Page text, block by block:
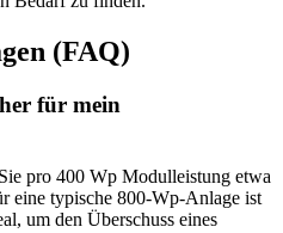
(FAQ)
für mein
pro 400 Wp Modulleistung etwa
eine typische 800-Wp-Anlage ist
um den Überschuss eines